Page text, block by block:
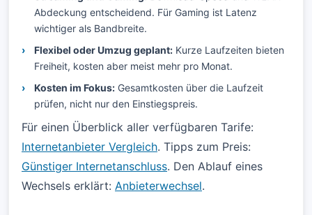
Abdeckung entscheidend. Für Gaming ist Latenz
wichtiger als Bandbreite.
Flexibel oder Umzug geplant: Kurze Laufzeiten bieten
Freiheit, kosten aber meist mehr pro Monat.
Kosten im Fokus: Gesamtkosten über die Laufzeit
prüfen, nicht nur den Einstiegspreis.
Für einen Überblick aller verfügbaren Tarife:
Internetanbieter Vergleich. Tipps zum Preis:
Günstiger Internetanschluss. Den Ablauf eines
Wechsels erklärt: Anbieterwechsel.